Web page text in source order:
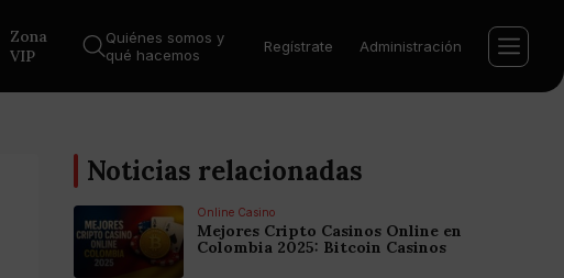
Zona
VIP
Quiénes somos y
qué hacemos
Regístrate Administración
Noticias relacionadas
Online Casino
Mejores Cripto Casinos Online en
Colombia 2025: Bitcoin Casinos